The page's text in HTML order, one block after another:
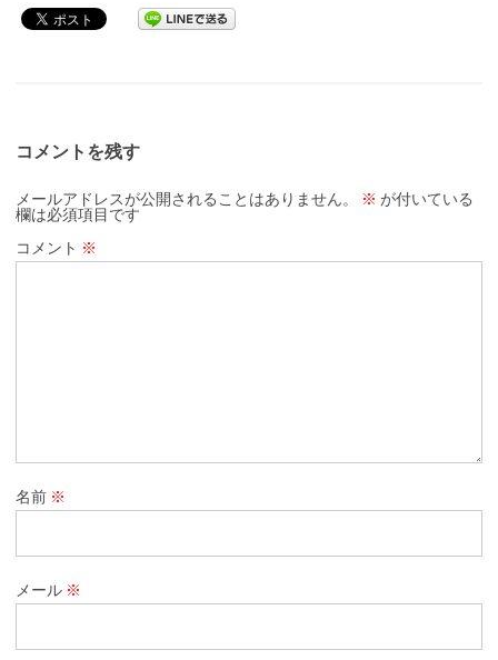
コメントを残す
メールアドレスが公開されることはありません。 ※ が付いている
欄は必須項目です
コメント ※
名前 ※
メール ※